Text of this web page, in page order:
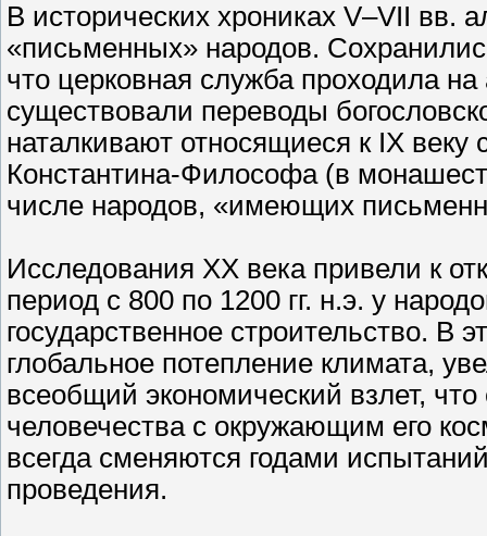
В исторических хрониках V–VII вв.
«письменных» народов.
что церковная служба проходила
существовали переводы
наталкивают относящиеся к IX веку
Константина-Философа (в
числе народов, «имеющих
Исследования ХХ века привели к
период с 800 по 1200 гг. н.э. у
государственное строительство. В
глобальное потепление климата,
всеобщий экономический взлет,
человечества с окружающим его
всегда сменяются годами
проведения.